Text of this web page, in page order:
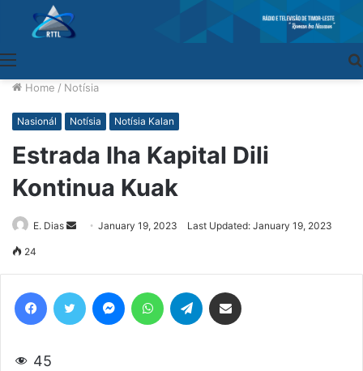
Home / Notísia
Nasionál Notísia Notísia Kalan
Estrada Iha Kapital Dili
Kontinua Kuak
E. Dias
SendJanuary 19, 2023 Last Updated: January 19, 2023
24
45